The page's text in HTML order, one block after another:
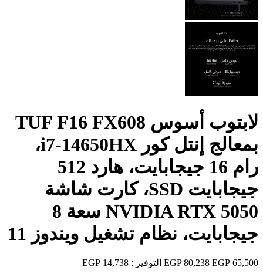
لابتوب أسوس TUF F16 FX608
بمعالج إنتل كور i7-14650HX،
رام 16 جيجابايت، هارد 512
جيجابايت SSD، كارت شاشة
NVIDIA RTX 5050 سعة 8
جيجابايت، نظام تشغيل ويندوز 11
65,500 EGP
80,238 EGP التوفير : 14,738 EGP